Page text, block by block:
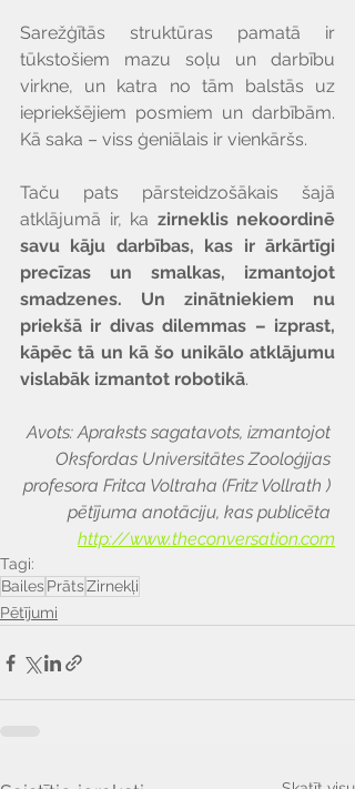
Sarežģītās struktūras pamatā ir
tūkstošiem mazu soļu un darbību
virkne, un katra no tām balstās uz
iepriekšējiem posmiem un darbībām.
Kā saka – viss ģeniālais ir vienkāršs.
Taču pats pārsteidzošākais šajā
atklājumā ir, ka zirneklis nekoordinē
savu kāju darbības, kas ir ārkārtīgi
precīzas un smalkas, izmantojot
smadzenes. Un zinātniekiem nu
priekšā ir divas dilemmas – izprast,
kāpēc tā un kā šo unikālo atklājumu
vislabāk izmantot robotikā.
Avots: Apraksts sagatavots, izmantojot
Oksfordas Universitātes Zooloģijas
profesora Fritca Voltraha (Fritz Vollrath )
pētījuma anotāciju, kas publicēta
http://www.theconversation.com
Tagi:
Bailes PrātsZirnekļi
Pētījumi